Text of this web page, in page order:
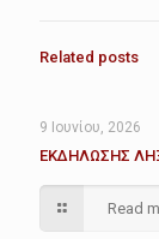
Related posts
9 Ιουνίου, 2026
ΕΚΔΗΛΩΣΗΣ
Read